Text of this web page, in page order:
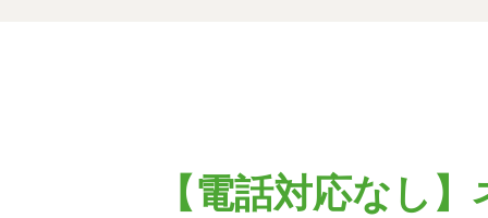
【電話対応なし